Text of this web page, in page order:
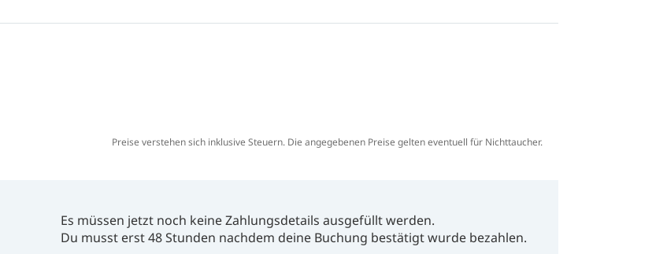
Preise verstehen sich inklusive Steuern. Die angegebenen Preise gelten eventuell für Nichttaucher.
Es müssen jetzt noch keine Zahlungsdetails ausgefüllt werden.
Du musst erst 48 Stunden nachdem deine Buchung bestätigt wurde bezahlen.